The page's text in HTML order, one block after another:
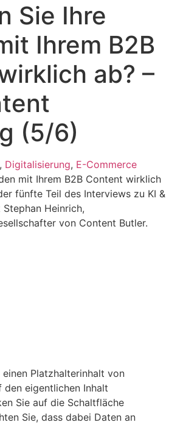
Sie Ihre
Ihrem B2B
ab? –
(5/6)
, Digitalisierung, E-Commerce
mit Ihrem B2B Content wirklich
fünfte Teil des Interviews zu KI &
Heinrich,
von Content Butler.
einen Platzhalterinhalt von
den eigentlichen Inhalt
Sie auf die Schaltfläche
Sie, dass dabei Daten an